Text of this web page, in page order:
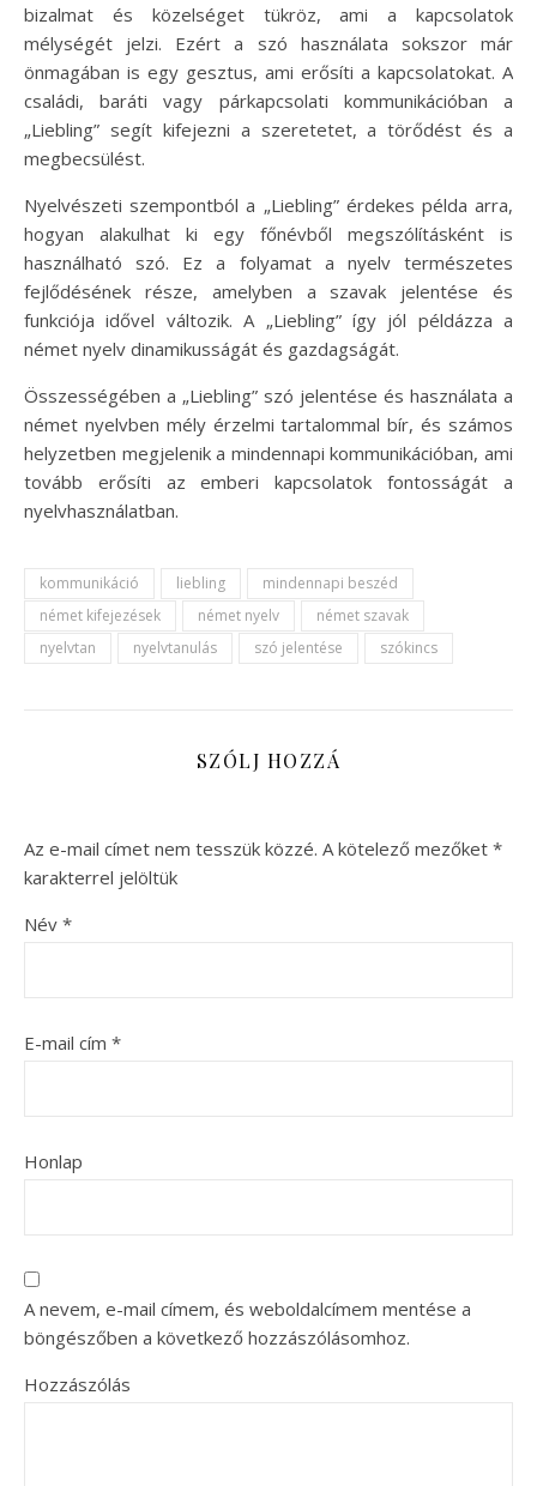
bizalmat és közelséget tükröz, ami a kapcsolatok
mélységét jelzi. Ezért a szó használata sokszor már
önmagában is egy gesztus, ami erősíti a kapcsolatokat. A
családi, baráti vagy párkapcsolati kommunikációban a
„Liebling” segít kifejezni a szeretetet, a törődést és a
megbecsülést.
Nyelvészeti szempontból a „Liebling” érdekes példa arra,
hogyan alakulhat ki egy főnévből megszólításként is
használható szó. Ez a folyamat a nyelv természetes
fejlődésének része, amelyben a szavak jelentése és
funkciója idővel változik. A „Liebling” így jól példázza a
német nyelv dinamikusságát és gazdagságát.
Összességében a „Liebling” szó jelentése és használata a
német nyelvben mély érzelmi tartalommal bír, és számos
helyzetben megjelenik a mindennapi kommunikációban, ami
tovább erősíti az emberi kapcsolatok fontosságát a
nyelvhasználatban.
kommunikáció liebling
mindennapi beszéd
német kifejezések
német nyelv
német szavak
nyelvtan
nyelvtanulás szó jelentése szókincs
SZÓLJ HOZZÁ
Az e-mail címet nem tesszük közzé. A kötelező mezőket *
karakterrel jelöltük
Név *
E-mail cím *
Honlap
A nevem, e-mail címem, és weboldalcímem mentése a
böngészőben a következő hozzászólásomhoz.
Hozzászólás